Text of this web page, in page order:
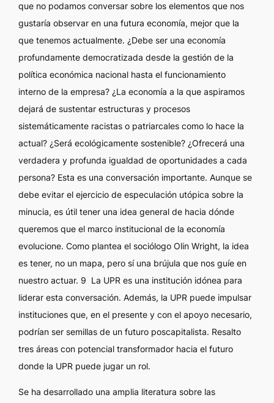
que no podamos conversar sobre los elementos que nos
gustaría observar en una futura economía, mejor que la
que tenemos actualmente. ¿Debe ser una economía
profundamente democratizada desde la gestión de la
política económica nacional hasta el funcionamiento
interno de la empresa? ¿La economía a la que aspiramos
dejará de sustentar estructuras y procesos
sistemáticamente racistas o patriarcales como lo hace la
actual? ¿Será ecológicamente sostenible? ¿Ofrecerá una
verdadera y profunda igualdad de oportunidades a cada
persona? Esta es una conversación importante. Aunque se
debe evitar el ejercicio de especulación utópica sobre la
minucia, es útil tener una idea general de hacia dónde
queremos que el marco institucional de la economía
evolucione. Como plantea el sociólogo Olin Wright, la idea
es tener, no un mapa, pero sí una brújula que nos guíe en
nuestro actuar. 9 La UPR es una institución idónea para
liderar esta conversación. Además, la UPR puede impulsar
instituciones que, en el presente y con el apoyo necesario,
podrían ser semillas de un futuro poscapitalista. Resalto
tres áreas con potencial transformador hacia el futuro
donde la UPR puede jugar un rol.
Se ha desarrollado una amplia literatura sobre las